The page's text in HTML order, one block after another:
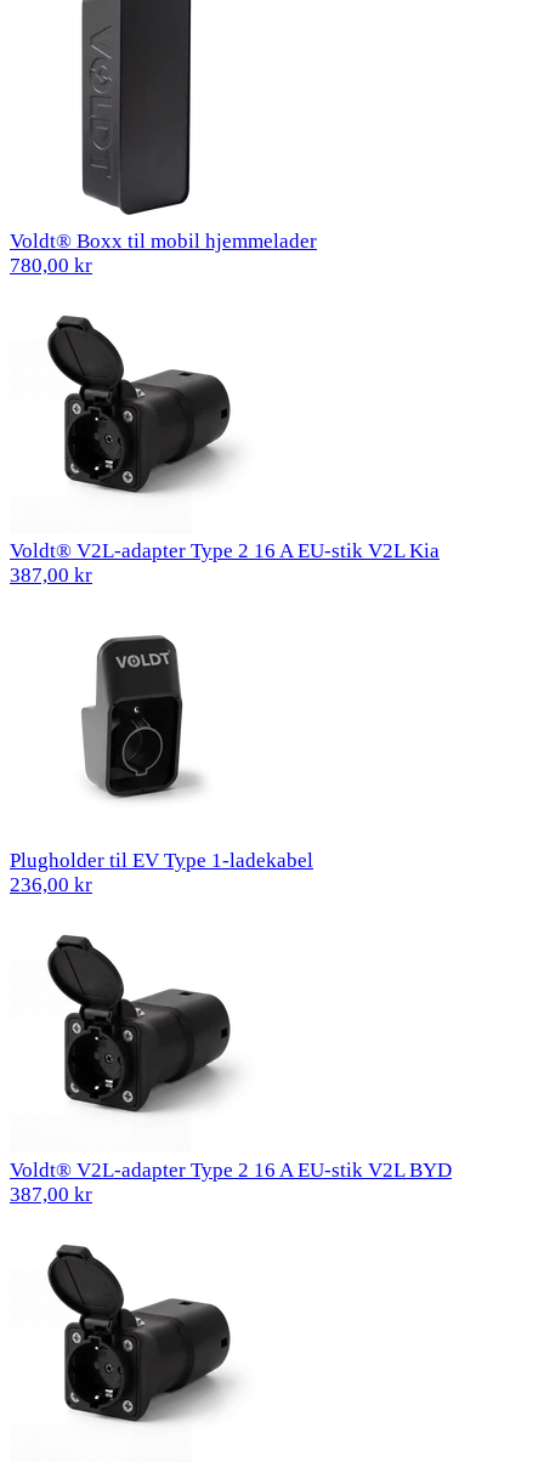
Voldt® Boxx til mobil hjemmelader
780,00 kr
Voldt® V2L-adapter Type 2 16 A EU-stik V2L Kia
387,00 kr
Plugholder til EV Type 1-ladekabel
236,00 kr
Voldt® V2L-adapter Type 2 16 A EU-stik V2L BYD
387,00 kr